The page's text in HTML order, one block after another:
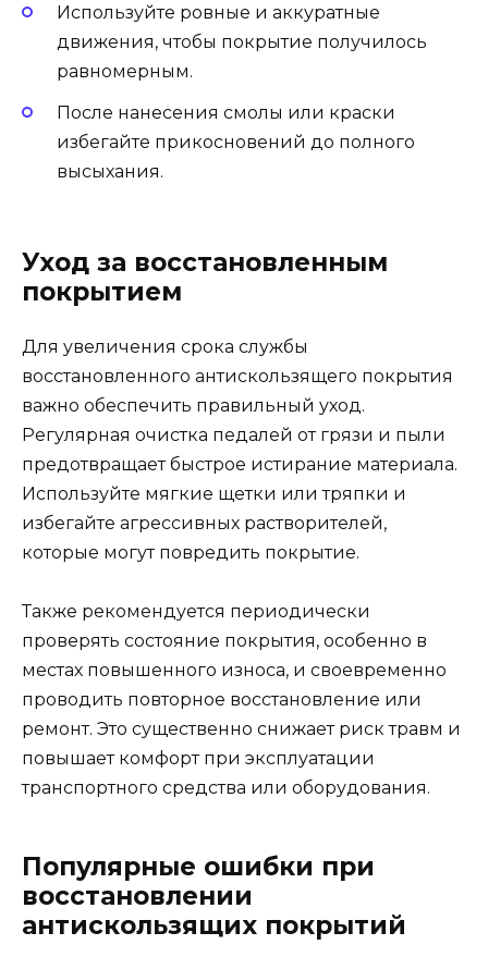
Используйте ровные и аккуратные
движения, чтобы покрытие получилось
равномерным.
После нанесения смолы или краски
избегайте прикосновений до полного
высыхания.
Уход за восстановленным
покрытием
Для увеличения срока службы
восстановленного антискользящего покрытия
важно обеспечить правильный уход.
Регулярная очистка педалей от грязи и пыли
предотвращает быстрое истирание материала.
Используйте мягкие щетки или тряпки и
избегайте агрессивных растворителей,
которые могут повредить покрытие.
Также рекомендуется периодически
проверять состояние покрытия, особенно в
местах повышенного износа, и своевременно
проводить повторное восстановление или
ремонт. Это существенно снижает риск травм и
повышает комфорт при эксплуатации
транспортного средства или оборудования.
Популярные ошибки при
восстановлении
антискользящих покрытий